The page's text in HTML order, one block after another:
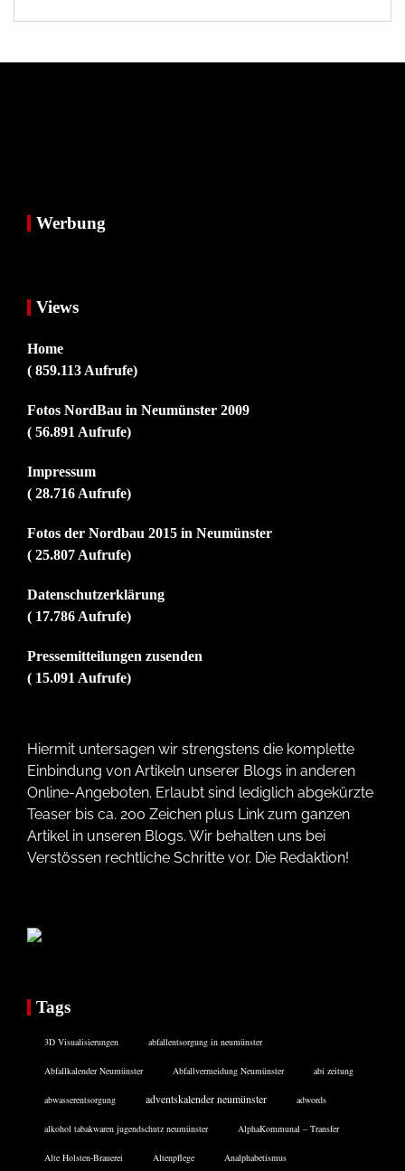
Werbung
Views
Home
( 859.113 Aufrufe)
Fotos NordBau in Neumünster 2009
( 56.891 Aufrufe)
Impressum
( 28.716 Aufrufe)
Fotos der Nordbau 2015 in Neumünster
( 25.807 Aufrufe)
Datenschutzerklärung
( 17.786 Aufrufe)
Pressemitteilungen zusenden
( 15.091 Aufrufe)
Hiermit untersagen wir strengstens die komplette
Einbindung von Artikeln unserer Blogs in anderen
Online-Angeboten. Erlaubt sind lediglich abgekürzte
Teaser bis ca. 200 Zeichen plus Link zum ganzen
Artikel in unseren Blogs. Wir behalten uns bei
Verstössen rechtliche Schritte vor. Die Redaktion!
Tags
3D Visualisierungen abfallentsorgung in neumünster
Abfallkalender Neumünster Abfallvermeidung Neumünster abi zeitung
abwasserentsorgung adventskalender neumünster adwords
alkohol tabakwaren jugendschutz neumünster AlphaKommunal – Transfer
Alte Holsten-Brauerei Altenpflege Analphabetismus